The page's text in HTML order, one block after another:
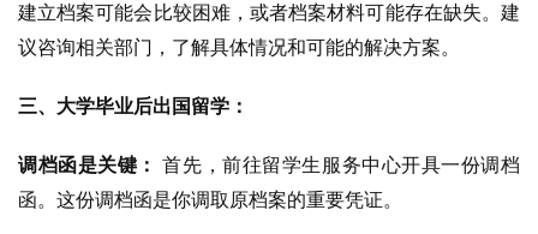
建立档案可能会比较困难，或者档案材料可能存在缺失。建
议咨询相关部门，了解具体情况和可能的解决方案。
三、大学毕业后出国留学：
调档函是关键：
首先，前往留学生服务中心开具一份调档
函。这份调档函是你调取原档案的重要凭证。